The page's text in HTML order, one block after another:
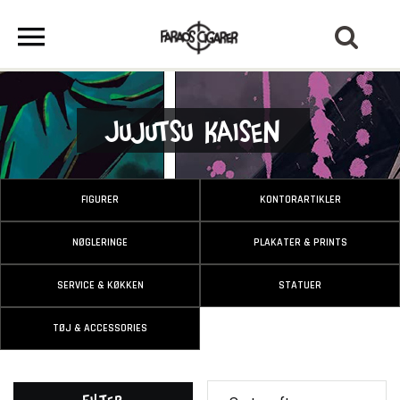
Jujutsu Kaisen
FIGURER KONTORARTIKLER
NØGLERINGE PLAKATER & PRINTS
SERVICE & KØKKEN STATUER
TØJ & ACCESSORIES